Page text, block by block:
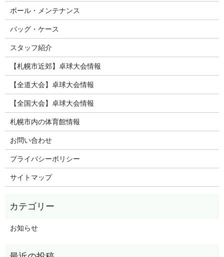
ボール・メンテナンス
バッグ・ケース
スタッフ紹介
【札幌市近郊】卓球大会情報
【全道大会】卓球大会情報
【全国大会】卓球大会情報
札幌市内の体育館情報
お問い合わせ
プライバシーポリシー
サイトマップ
お知らせ